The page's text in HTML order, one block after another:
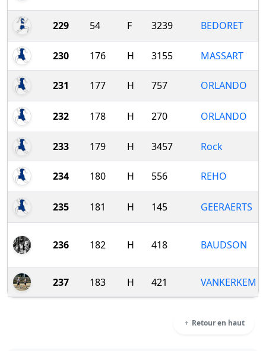
229 54 F 3239 BEDORET
230 176 H 3155 MASSART
231 177 H 757 ORLANDO
232 178 H 270 ORLANDO
233 179 H 3457 Rock
234 180 H 556 REHO
235 181 H 145 GEERAERTS
236 182 H 418 BAUDSON
237 183 H 421 VANKERKEM
Retour en haut